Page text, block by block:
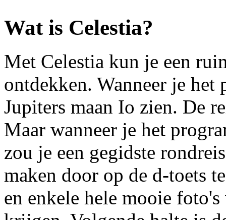
Wat is Celestia?
Met Celestia kun je een
ontdekken. Wanneer je het
Jupiters maan Io zien. De
Maar wanneer je het
zou je een gegidste
maken door op de d-toets
en enkele hele mooie